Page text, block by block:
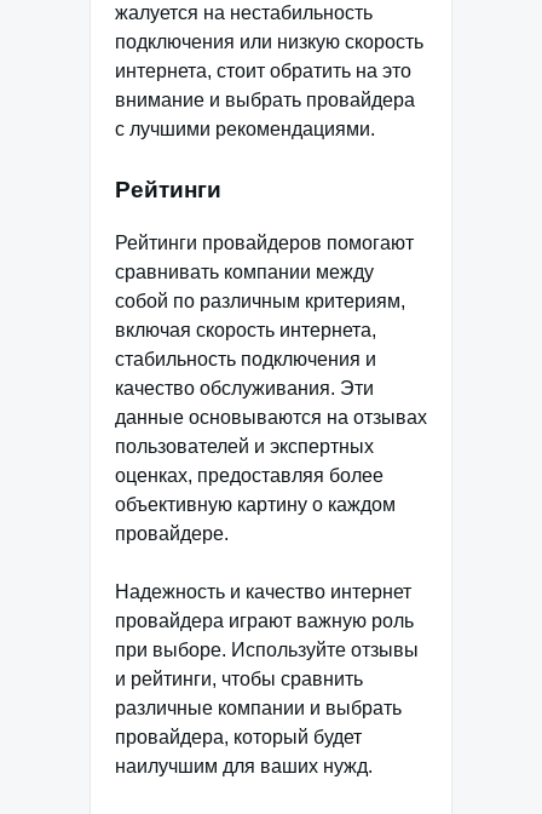
жалуется на нестабильность
подключения или низкую скорость
интернета, стоит обратить на это
внимание и выбрать провайдера
с лучшими рекомендациями.
Рейтинги
Рейтинги провайдеров помогают
сравнивать компании между
собой по различным критериям,
включая скорость интернета,
стабильность подключения и
качество обслуживания. Эти
данные основываются на отзывах
пользователей и экспертных
оценках, предоставляя более
объективную картину о каждом
провайдере.
Надежность и качество интернет
провайдера играют важную роль
при выборе. Используйте отзывы
и рейтинги, чтобы сравнить
различные компании и выбрать
провайдера, который будет
наилучшим для ваших нужд.